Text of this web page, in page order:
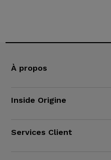
À propos
Inside Origine
Services Client